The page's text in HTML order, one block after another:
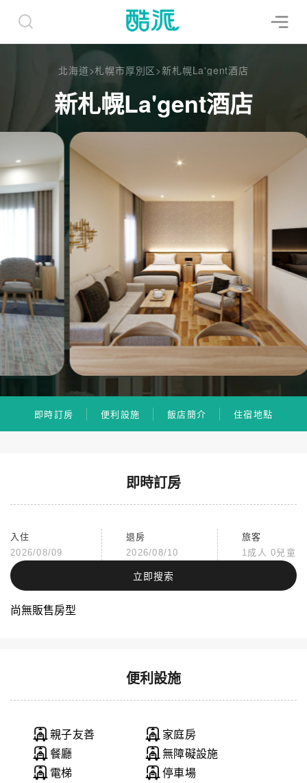
北海道>札幌市厚別区>新札幌La'gent酒店
新札幌La'gent酒店
即時訂房 便利設施 飯店簡介 住宿地點
即時訂房
入住
2026/08/09
退房
2026/08/10
旅客
1成人 0兒童
立即搜索
尚無販售房型
便利設施
親子友善
家庭房
餐廳
無障礙設施
電梯
停車場